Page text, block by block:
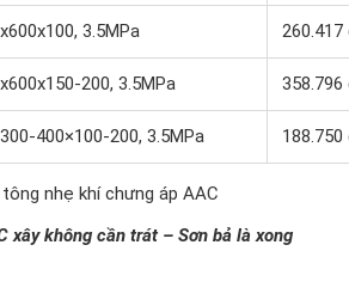
3.5MPa 260.417
200, 3.5MPa 358.796
400×100-200, 3.5MPa 188.750
xây không cần trát – Sơn bả là xong